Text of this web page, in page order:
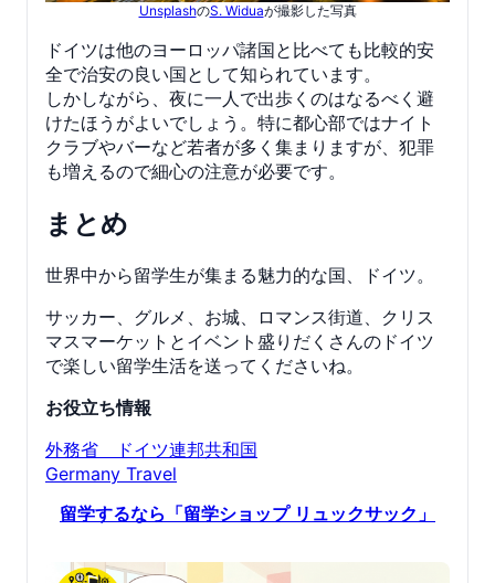
UnsplashのS. Widuaが撮影した写真
ドイツは他のヨーロッパ諸国と比べても比較的安
全で治安の良い国として知られています。
しかしながら、夜に一人で出歩くのはなるべく避
けたほうがよいでしょう。特に都心部ではナイト
クラブやバーなど若者が多く集まりますが、犯罪
も増えるので細心の注意が必要です。
まとめ
世界中から留学生が集まる魅力的な国、ドイツ。
サッカー、グルメ、お城、ロマンス街道、クリス
マスマーケットとイベント盛りだくさんのドイツ
で楽しい留学生活を送ってくださいね。
お役立ち情報
外務省 ドイツ連邦共和国
Germany Travel
留学するなら「留学ショップ リュックサック」